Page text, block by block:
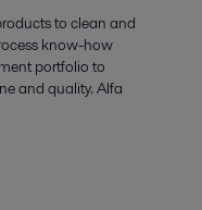
to clean and
know-how
portfolio to
and quality. Alfa